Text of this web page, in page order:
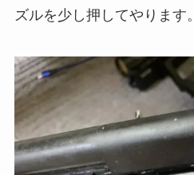
ズルを少し押してやります。